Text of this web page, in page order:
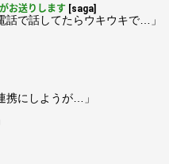
お送りします [saga]
話で話してたらウキウキで…」
携にしようが…」